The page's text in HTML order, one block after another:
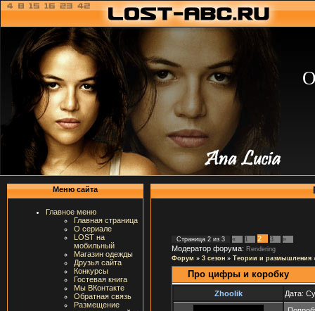
Меню сайта
Главное меню
Главная страница
О сериале
LOST на
мобильный
Магазин одежды
Друзья сайта
Конкурсы
Гостевая книга
Мы ВКонтакте
Обратная связь
Размещение
Страница 2 из 3 « 1 2 3 »
Модератор форума: Rendering
Форум » 3 сезон » Теории и размышления
Про цифры и коробку
Zhoolik Дата: